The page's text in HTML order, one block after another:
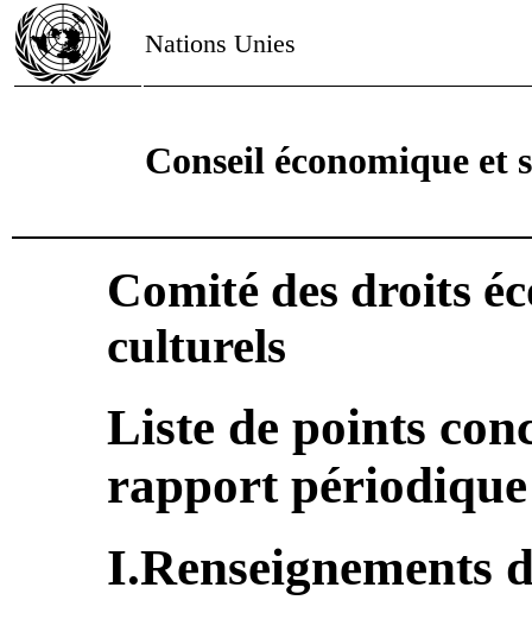
Nations Unies
Conseil économique et
Comité des droits
culturels
Liste de points
rapport périodique
I.Renseignements